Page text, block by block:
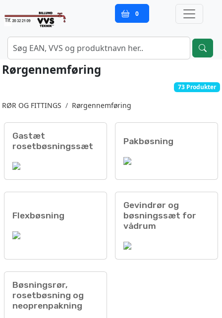
0
Rørgennemføring
73 Produkter
RØR OG FITTINGS Rørgennemføring
Gastæt
rosetbøsningssæt
Pakbøsning
Flexbøsning
Gevindrør og
bøsningssæt for
vådrum
Bøsningsrør,
rosetbøsning og
neoprenpakning